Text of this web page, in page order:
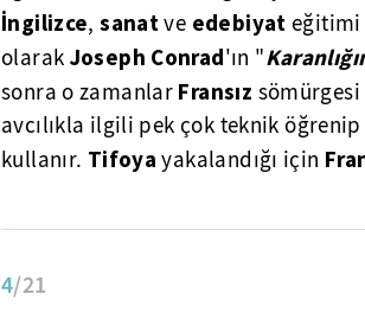
İngilizce,sanatve edebiyat eğitimi
olarak Joseph Conrad'ın "
sonra o zamanlar Fransız sömürgesi
avcılıkla ilgili pek çok teknik
kullanır. Tifoya yakalandığı için
4/21